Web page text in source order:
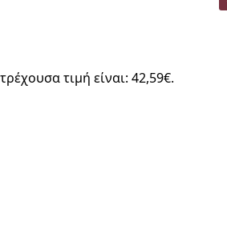
τιμή είναι: 42,59€.